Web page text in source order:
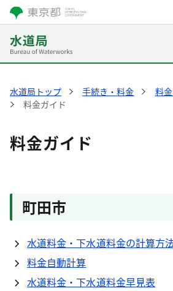
水道局トップ 手続き・料金
料
料金ガイド
料金ガイド
町田市
水道料金・下水道料金の計算方
料金自動計算
水道料金・下水道料金早見表